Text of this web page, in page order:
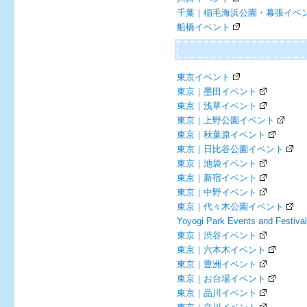
千葉｜稲毛海浜公園・幕張イベ
船橋イベント
東京イベント
東京｜墨田イベント
東京｜浅草イベント
東京｜上野公園イベント
東京｜秋葉原イベント
東京｜日比谷公園イベント
東京｜池袋イベント
東京｜新宿イベント
東京｜中野イベント
東京｜代々木公園イベント
Yoyogi Park Events and
東京｜渋谷イベント
東京｜六本木イベント
東京｜豊洲イベント
東京｜お台場イベント
東京｜品川イベント